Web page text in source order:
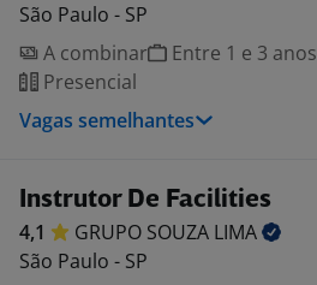
São Paulo - SP
A combinar
Entre 1 e 3 anos
Presencial
Vagas semelhantes
Instrutor De Facilities
4,1 GRUPO SOUZA LIMA
São Paulo - SP